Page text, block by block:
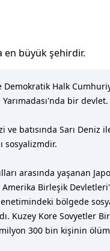
en büyük şehirdir.
Halk
bir
batısında Sarı Deniz
sosyalizmdir.
arasında yaşanan
Birleşik
bölgede
Kuzey Kore
300 bin kişinin